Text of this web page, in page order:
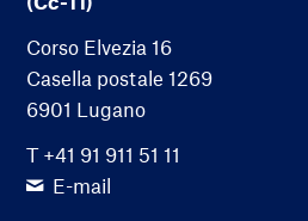
Corso Elvezia 16
Casella postale 1269
6901 Lugano
T +41 91 911 51 11
E-mail